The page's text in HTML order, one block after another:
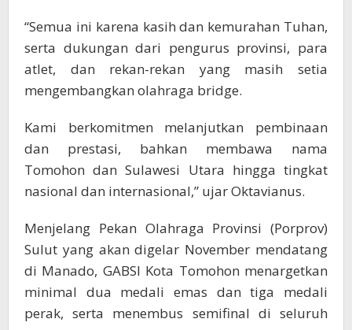
“Semua ini karena kasih dan kemurahan Tuhan,
serta dukungan dari pengurus provinsi, para
atlet, dan rekan-rekan yang masih setia
mengembangkan olahraga bridge.
Kami berkomitmen melanjutkan pembinaan
dan prestasi, bahkan membawa nama
Tomohon dan Sulawesi Utara hingga tingkat
nasional dan internasional,” ujar Oktavianus.
Menjelang Pekan Olahraga Provinsi (Porprov)
Sulut yang akan digelar November mendatang
di Manado, GABSI Kota Tomohon menargetkan
minimal dua medali emas dan tiga medali
perak, serta menembus semifinal di seluruh